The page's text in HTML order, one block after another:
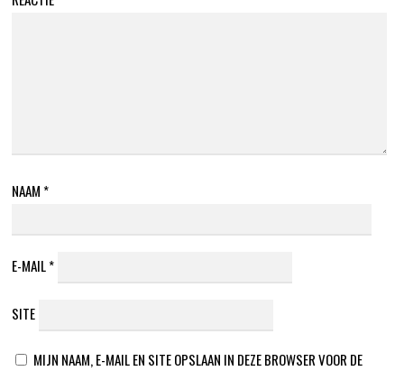
NAAM *
E-MAIL*
SITE
MIJN NAAM, E-MAIL EN SITE OPSLAAN IN DEZE BROWSER VOOR DE